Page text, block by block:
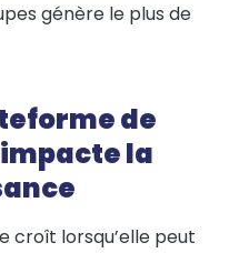
génère le plus de
de
la
croît lorsqu’elle peut